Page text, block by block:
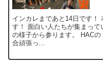
インカレまであと14日です！
す！ 面白い人たちが集まっ
の様子から参ります。 HAC
合頑張っ...